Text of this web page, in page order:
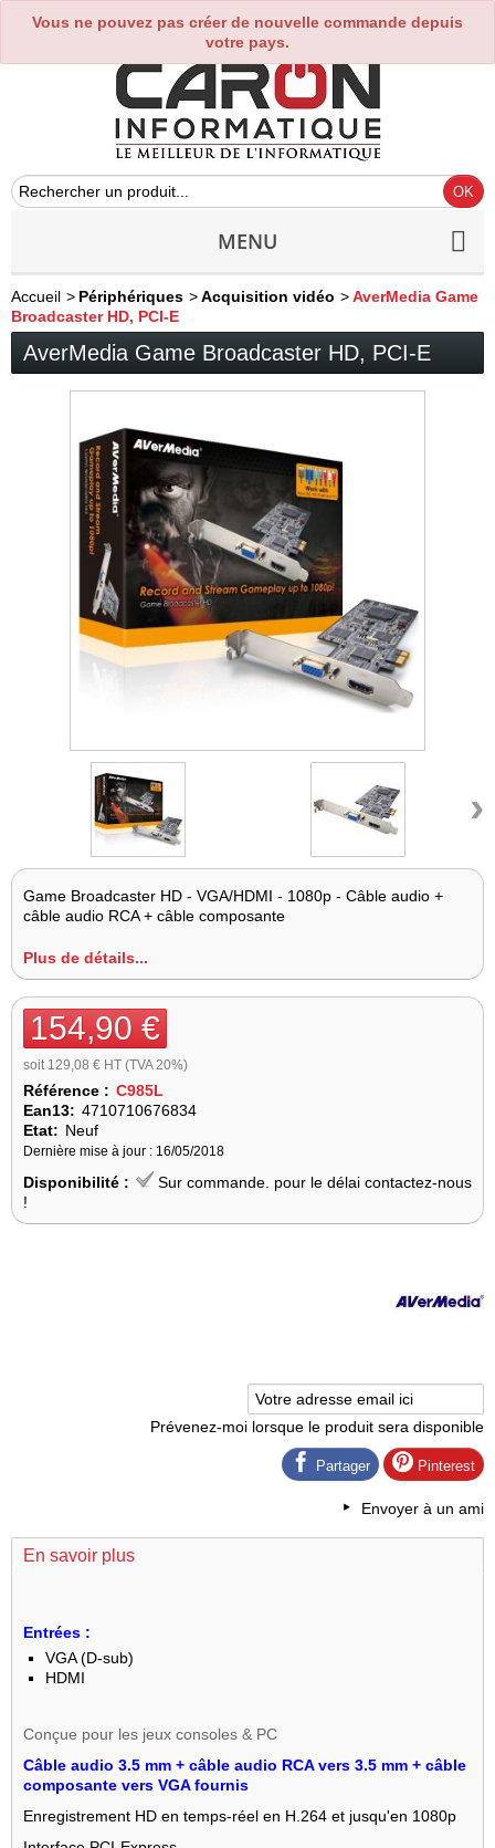
Vous ne pouvez pas créer de nouvelle commande depuis
votre pays.
0
MENU
Accueil > Périphériques >Acquisition vidéo >AverMedia Game
Broadcaster HD, PCI-E
AverMedia Game Broadcaster HD, PCI-E
›
Game Broadcaster HD - VGA/HDMI - 1080p - Câble audio +
câble audio RCA + câble composante
Plus de détails...
154,90 €
soit 129,08 € HT (TVA 20%)
Référence : C985L
Ean13: 4710710676834
Etat: Neuf
Dernière mise à jour : 16/05/2018
Disponibilité :
Sur commande. pour le délai contactez-nous
!
Prévenez-moi lorsque le produit sera disponible
Partager Pinterest
Envoyer à un ami
En savoir plus
Entrées :
VGA (D-sub)
HDMI
Conçue pour les jeux consoles & PC
Câble audio 3.5 mm + câble audio RCA vers 3.5 mm + câble
composante vers VGA fournis
Enregistrement HD en temps-réel en H.264 et jusqu'en 1080p